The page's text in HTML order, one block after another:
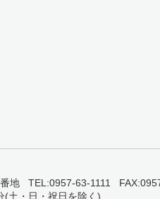
地 TEL:0957-63-1111
土・日・祝日を除く)